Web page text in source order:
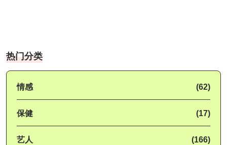
热门分类
情感 (62)
保健 (17)
艺人 (166)